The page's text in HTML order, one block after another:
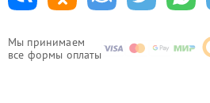
Мы принимаем
все формы оплаты